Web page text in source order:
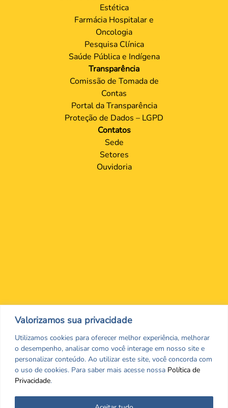
Valorizamos sua privacidade
Utilizamos cookies para oferecer melhor experiência, melhorar
o desempenho, analisar como você interage em nosso site e
personalizar conteúdo. Ao utilizar este site, você concorda com
o uso de cookies. Para saber mais acesse nossa Política de
Privacidade.
Estética
Farmácia Hospitalar e
Oncologia
Pesquisa Clínica
Saúde Pública e Indígena
Transparência
Comissão de Tomada de
Contas
Portal da Transparência
Proteção de Dados – LGPD
Contatos
Sede
Setores
Ouvidoria